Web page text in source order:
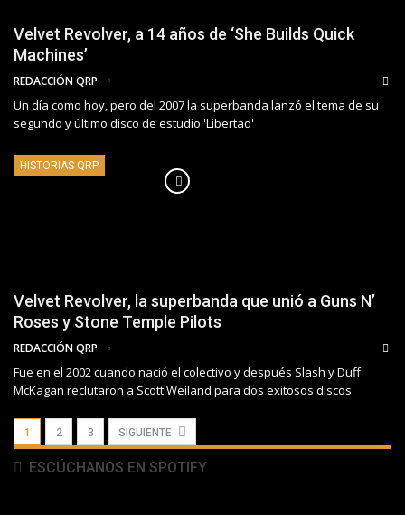
Velvet Revolver, a 14 años de ‘She Builds Quick
Machines’
REDACCIÓN QRP
Un día como hoy, pero del 2007 la superbanda lanzó el tema de su
segundo y último disco de estudio 'Libertad'
HISTORIAS QRP
Velvet Revolver, la superbanda que unió a Guns N’
Roses y Stone Temple Pilots
REDACCIÓN QRP
Fue en el 2002 cuando nació el colectivo y después Slash y Duff
McKagan reclutaron a Scott Weiland para dos exitosos discos
1 2 3 SIGUIENTE
ESCÚCHANOS EN SPOTIFY